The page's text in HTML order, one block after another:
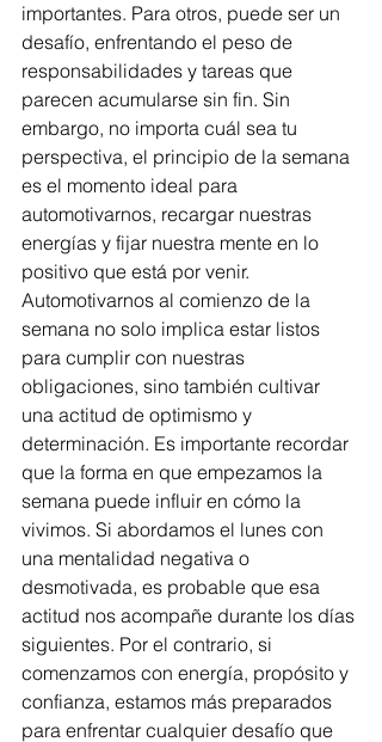
importantes. Para otros, puede ser un
desafío, enfrentando el peso de
responsabilidades y tareas que
parecen acumularse sin fin. Sin
embargo, no importa cuál sea tu
perspectiva, el principio de la semana
es el momento ideal para
automotivarnos, recargar nuestras
energías y fijar nuestra mente en lo
positivo que está por venir.
Automotivarnos al comienzo de la
semana no solo implica estar listos
para cumplir con nuestras
obligaciones, sino también cultivar
una actitud de optimismo y
determinación. Es importante recordar
que la forma en que empezamos la
semana puede influir en cómo la
vivimos. Si abordamos el lunes con
una mentalidad negativa o
desmotivada, es probable que esa
actitud nos acompañe durante los días
siguientes. Por el contrario, si
comenzamos con energía, propósito y
confianza, estamos más preparados
para enfrentar cualquier desafío que